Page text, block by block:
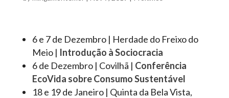
6 e 7 de Dezembro | Herdade do Freixo do
Meio | Introdução à Sociocracia
6 de Dezembro | Covilhã | Conferência
EcoVida sobre Consumo Sustentável
18 e 19 de Janeiro | Quinta da Bela Vista,